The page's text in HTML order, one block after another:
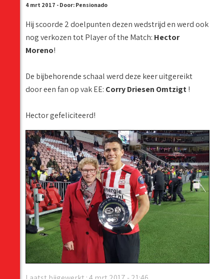
4 mrt 2017 - Door: Pensionado
Hij scoorde 2 doelpunten dezen wedstrijd en werd ook
nog verkozen tot Player of the Match: Hector
Moreno!
De bijbehorende schaal werd deze keer uitgereikt
door een fan op vak EE: Corry Driesen Omtzigt!
Hector gefeliciteerd!